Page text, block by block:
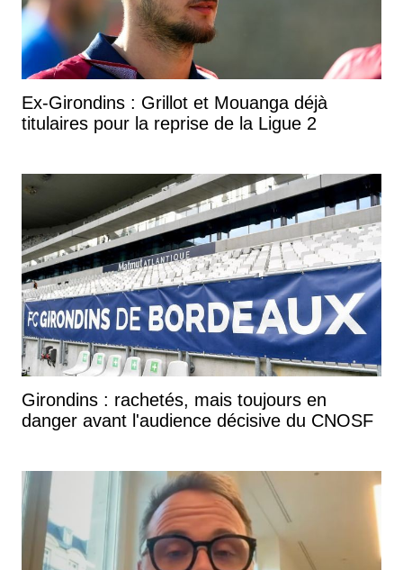
Ex-Girondins : Grillot et Mouanga déjà
titulaires pour la reprise de la Ligue 2
Girondins : rachetés, mais toujours en
danger avant l'audience décisive du CNOSF